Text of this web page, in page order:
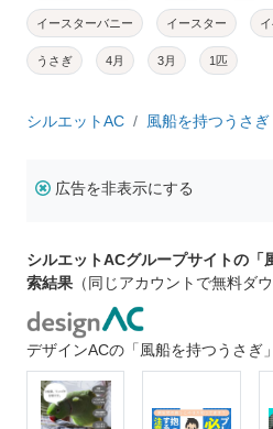
イースターバニー イースター
うさぎ 4月 3月 1匹
シルエットAC 風船を持つうさぎ
広告を非表示にする
シルエットACグループサイトの「
索結果 （同じアカウントで無料ダ
デザインACの「風船を持つうさぎ